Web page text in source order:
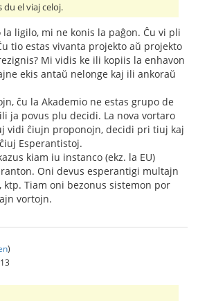
du el viaj celoj.
la ligilo, mi ne konis la paĝon. Ĉu vi pli
tio estas vivanta projekto aŭ projekto
Mi vidis ke ili kopiis la enhavon
ekis antaŭ nelonge kaj ili ankoraŭ
ĉu la Akademio ne estas grupo de
ja povus plu decidi. La nova vortaro
vidi ĉiujn proponojn, decidi pri tiuj kaj
Esperantistoj.
kiam iu instanco (ekz. la EU)
Oni devus esperantigi multajn
ktp. Tiam oni bezonus sistemon por
vortojn.
)